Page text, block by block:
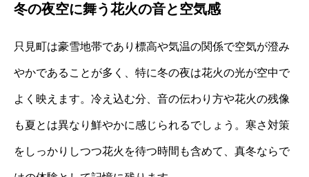
冬の夜空に舞う花火の音と空気感
只見町は豪雪地帯であり標高や気温の関係で空気が澄み
やかであることが多く、特に冬の夜は花火の光が空中で
よく映えます。冷え込む分、音の伝わり方や花火の残像
も夏とは異なり鮮やかに感じられるでしょう。寒さ対策
をしっかりしつつ花火を待つ時間も含めて、真冬ならで